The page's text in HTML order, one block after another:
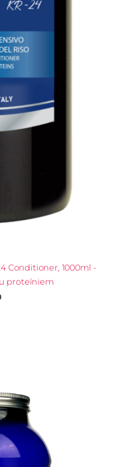
Conditioner, 1000ml -
proteīniem